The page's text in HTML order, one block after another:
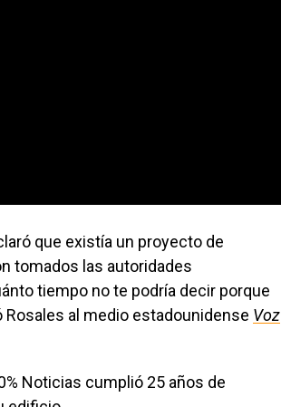
que existía un proyecto de
tomados las autoridades
tiempo no te podría decir porque
al medio estadounidense Voz
Noticias cumplió 25 años de